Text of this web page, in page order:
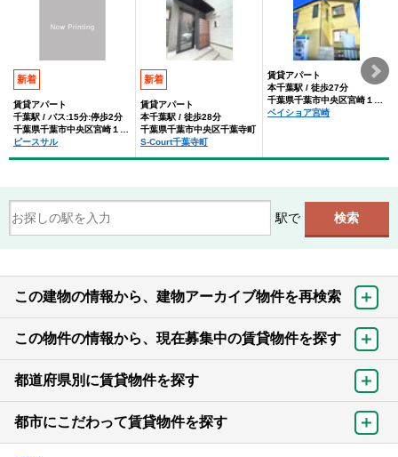
新着
賃貸アパート
千葉駅 / バス:15分:停歩2分
千葉県千葉市中央区宮崎１丁目
ピースサル
新着
賃貸アパート
本千葉駅 / 徒歩28分
千葉県千葉市中央区千葉寺町
S-Court千葉寺町
賃貸アパート
本千葉駅 / 徒歩27分
千葉県千葉市中央区宮崎１丁目
ベイショア宮崎
駅で
この建物の情報から、建物アーカイブ物件を再検索
この物件の情報から、現在募集中の賃貸物件を探す
都道府県別に賃貸物件を探す
都市にこだわって賃貸物件を探す